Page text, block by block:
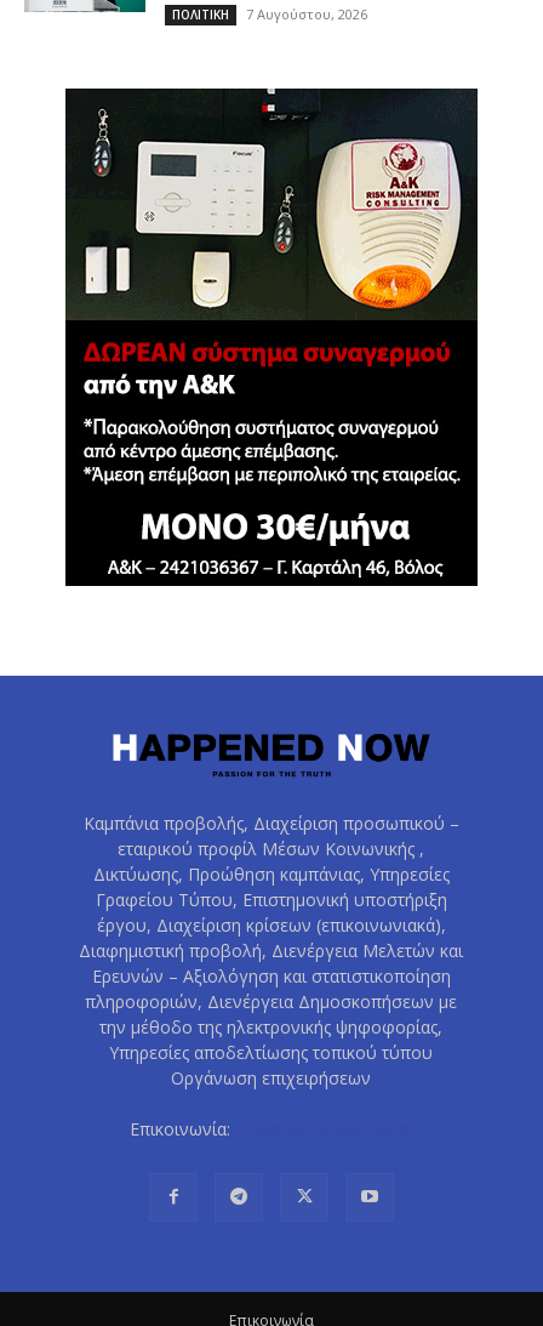
ΠΟΛΙΤΙΚΗ 7 Αυγούστου, 2026
Καμπάνια προβολής, Διαχείριση προσωπικού –
εταιρικού προφίλ Μέσων Κοινωνικής ,
Δικτύωσης, Προώθηση καμπάνιας, Υπηρεσίες
Γραφείου Τύπου, Επιστημονική υποστήριξη
έργου, Διαχείριση κρίσεων (επικοινωνιακά),
Διαφημιστική προβολή, Διενέργεια Μελετών και
Ερευνών – Αξιολόγηση και στατιστικοποίηση
πληροφοριών, Διενέργεια Δημοσκοπήσεων με
την μέθοδο της ηλεκτρονικής ψηφοφορίας,
Υπηρεσίες αποδελτίωσης τοπικού τύπου
Οργάνωση επιχειρήσεων
Επικοινωνία:
Eπικοινωνία